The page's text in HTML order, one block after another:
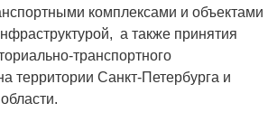
комплексами и объектами
а также принятия
транспортного
территории Санкт-Петербурга и